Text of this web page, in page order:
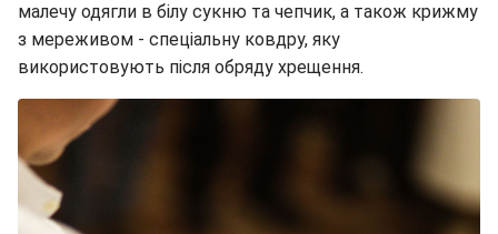
малечу одягли в білу сукню та чепчик, а також крижму
з мереживом - спеціальну ковдру, яку
використовують після обряду хрещення.